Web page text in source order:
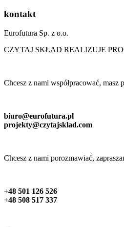
kontakt
Eurofutura Sp. z o.o.
CZYTAJ SKŁAD REALIZUJE
Chcesz z nami współpracować, masz
biuro@eurofutura.pl
projekty@czytajsklad.com
Chcesz z nami porozmawiać,
+48 501 126 526
+48 508 517 337